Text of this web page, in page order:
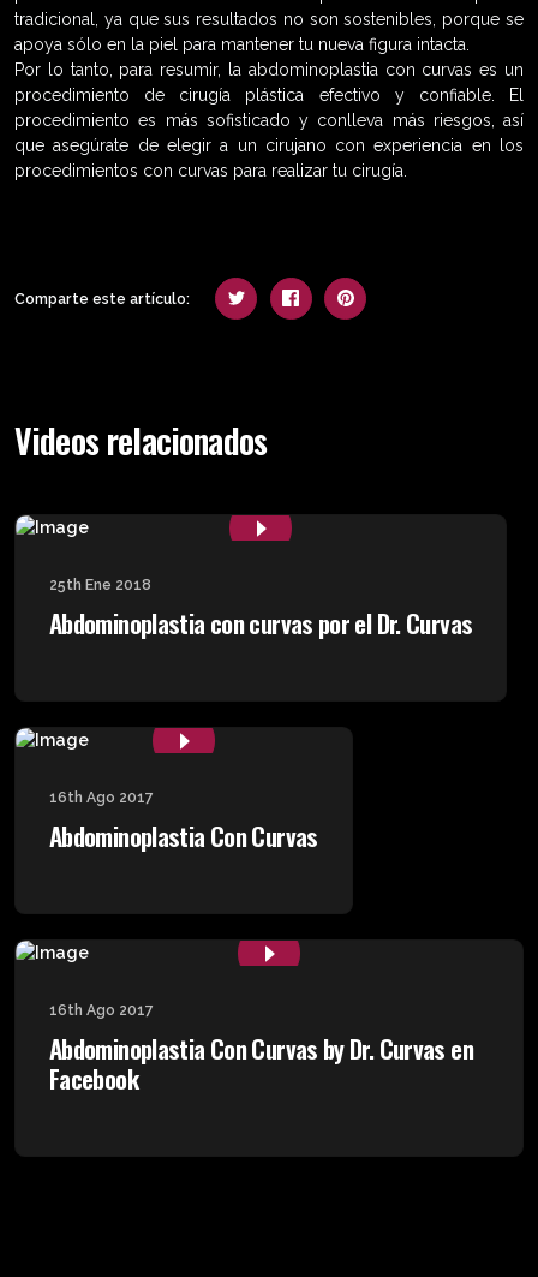
tradicional, ya que sus resultados no son sostenibles, porque se
apoya sólo en la piel para mantener tu nueva figura intacta.
Por lo tanto, para resumir, la abdominoplastia con curvas es un
procedimiento de cirugía plástica efectivo y confiable. El
procedimiento es más sofisticado y conlleva más riesgos, así
que asegúrate de elegir a un cirujano con experiencia en los
procedimientos con curvas para realizar tu cirugía.
Comparte este artículo:
Videos relacionados
25th Ene 2018
Abdominoplastia con curvas por el Dr. Curvas
16th Ago 2017
Abdominoplastia Con Curvas
16th Ago 2017
Abdominoplastia Con Curvas by Dr. Curvas en
Facebook